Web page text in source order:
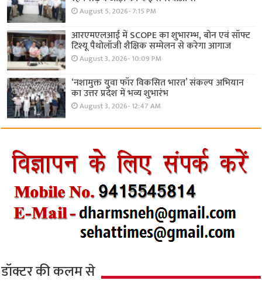
August 5, 2026- 7:15 PM
आरएमएलआई में SCOPE का शुभारम्भ, बोन एवं सॉफ्ट
टिश्यू पैथोलॉजी शैक्षिक सम्मेलन से करेगा आगाज
August 3, 2026- 10:09 PM
‘नशामुक्त युवा फॉर विकसित भारत’ संकल्प अभियान
का उत्तर प्रदेश में भव्य शुभारंभ
August 3, 2026- 12:47 AM
डॉक्टर की कलम से